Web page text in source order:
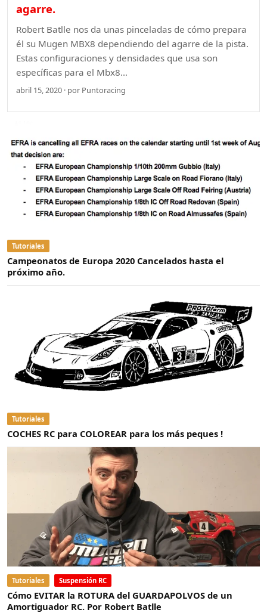
agarre.
Robert Batlle nos da unas pinceladas de cómo prepara
él su Mugen MBX8 dependiendo del agarre de la pista.
Estas configuraciones y densidades que usa son
específicas para el Mbx8…
abril 15, 2020 · por Puntoracing
Tutoriales
Campeonatos de Europa 2020 Cancelados hasta el
próximo año.
Tutoriales
COCHES RC para COLOREAR para los más peques !
Tutoriales Suspensión RC
Cómo EVITAR la ROTURA del GUARDAPOLVOS de un
Amortiguador RC. Por Robert Batlle